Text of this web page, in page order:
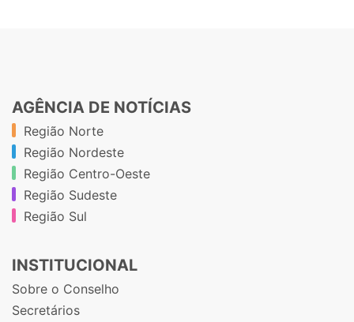
AGÊNCIA DE NOTÍCIAS
Região Norte
Região Nordeste
Região Centro-Oeste
Região Sudeste
Região Sul
INSTITUCIONAL
Sobre o Conselho
Secretários